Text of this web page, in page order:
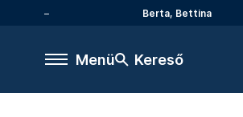
Berta, Bettina
Menü Kereső